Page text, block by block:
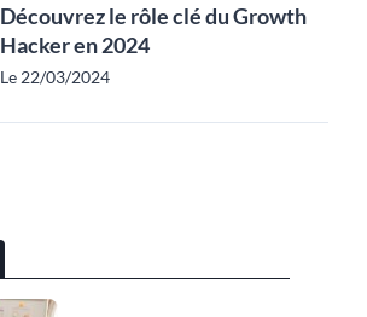
Découvrez le rôle clé du Growth
Hacker en 2024
Le 22/03/2024